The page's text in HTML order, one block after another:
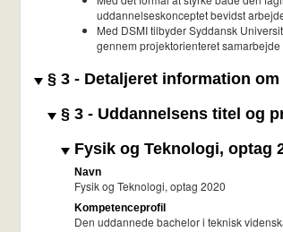
uddannelseskonceptet bevidst
Med DSMI tilbyder Syddansk
gennem projektorienteret
§ 3 - Detaljeret information
§ 3 - Uddannelsens titel og
Fysik og Teknologi, optag
Navn
Fysik og Teknologi, optag 2020
Kompetenceprofil
Den uddannede bachelor i teknisk